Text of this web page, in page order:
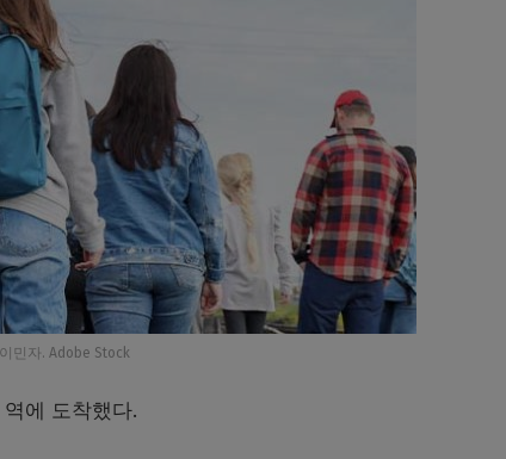
이민자. Adobe Stock
에 도착했다.